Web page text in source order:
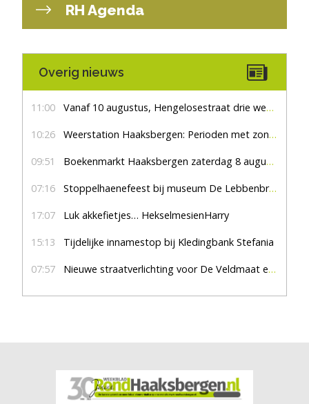
RH Agenda
Overig nieuws
11:00 Vanaf 10 augustus, Hengelosestraat drie weken dicht voor doorgaand verkeer
10:26 Weerstation Haaksbergen: Perioden met zon en droog
09:51 Boekenmarkt Haaksbergen zaterdag 8 augustus, marktplein Haaksbergen
07:16 Stoppelhaenefeest bij museum De Lebbenbrugge
17:07 Luk akkefietjes… HekselmesienHarry
15:13 Tijdelijke innamestop bij Kledingbank Stefania
07:57 Nieuwe straatverlichting voor De Veldmaat en De Pas